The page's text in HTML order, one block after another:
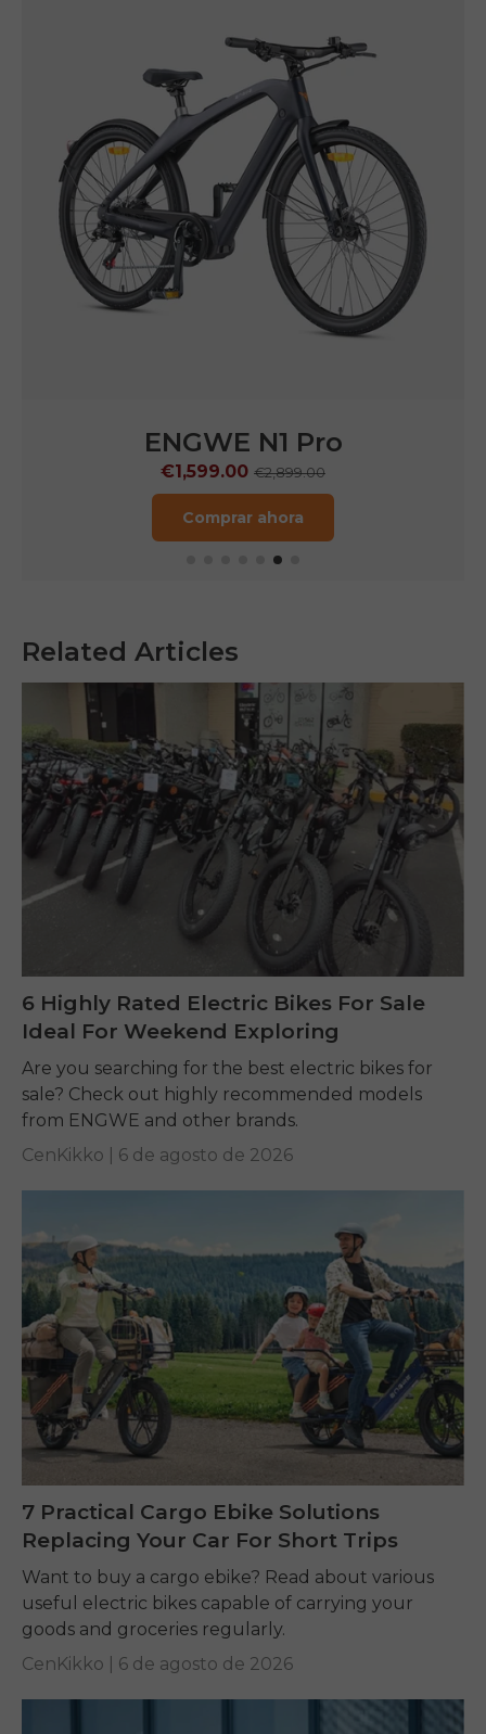
ENGWE N1 Pro
€1,599.00 €2,899.00
Comprar ahora
Related Articles
6 Highly Rated Electric Bikes For Sale
Ideal For Weekend Exploring
Are you searching for the best electric bikes for
sale? Check out highly recommended models
from ENGWE and other brands.
CenKikko | 6 de agosto de 2026
7 Practical Cargo Ebike Solutions
Replacing Your Car For Short Trips
Want to buy a cargo ebike? Read about various
useful electric bikes capable of carrying your
goods and groceries regularly.
CenKikko | 6 de agosto de 2026